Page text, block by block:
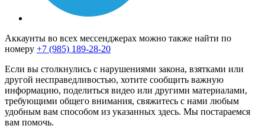
Аккаунты во всех мессенджерах можно также найти по
номеру +7 (985) 189-28-20
Если вы столкнулись с нарушениями закона, взятками или
другой несправедливостью, хотите сообщить важную
информацию, поделиться видео или другими материалами,
требующими общего внимания, свяжитесь с нами любым
удобным вам способом из указанных здесь. Мы постараемся
вам помочь.